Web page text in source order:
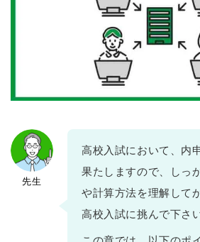
先生
高校入試において、内
果たしますので、しっ
や計算方法を理解して
高校入試に挑んで下さい